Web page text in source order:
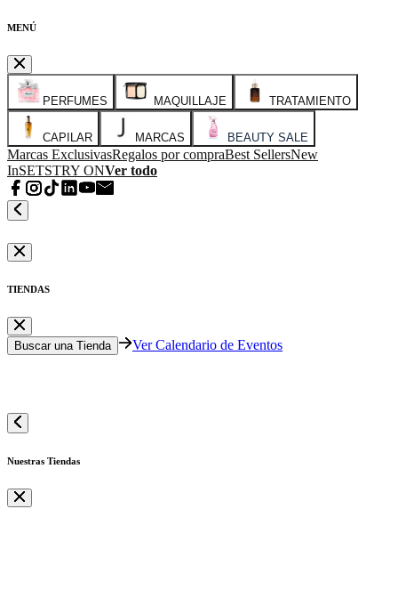
MENÚ
PERFUMES MAQUILLAJE TRATAMIENTO
CAPILAR MARCAS BEAUTY SALE
Marcas ExclusivasRegalos por compraBest SellersNew
InSETSTRY ONVer todo
TIENDAS
Buscar una Tienda Ver Calendario de Eventos
Nuestras Tiendas